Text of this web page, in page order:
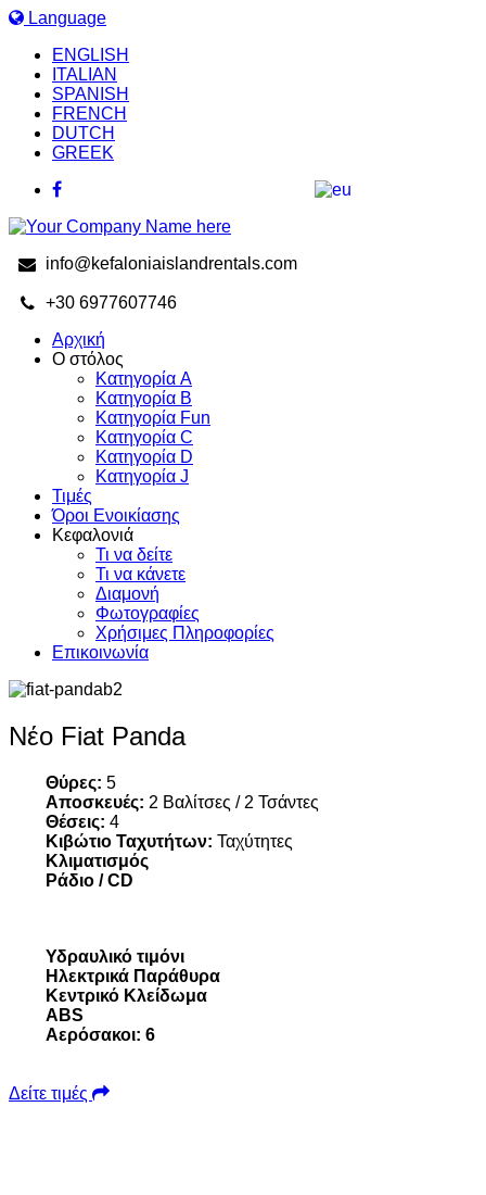
Language
ENGLISH
ITALIAN
SPANISH
FRENCH
DUTCH
GREEK
info@kefaloniaislandrentals.com
+30 6977607746
Αρχική
Ο στόλος
Κατηγορία A
Κατηγορία B
Κατηγορία Fun
Κατηγορία C
Κατηγορία D
Κατηγορία J
Τιμές
Όροι Ενοικίασης
Κεφαλονιά
Τι να δείτε
Τι να κάνετε
Διαμονή
Φωτογραφίες
Χρήσιμες Πληροφορίες
Επικοινωνία
Νέο Fiat Panda
Θύρες:5
Αποσκευές: 2 Βαλίτσες / 2 Τσάντες
Θέσεις: 4
Κιβώτιο Ταχυτήτων:Ταχύτητες
Κλιματισμός
Ράδιο / CD
Υδραυλικό τιμόνι
Ηλεκτρικά Παράθυρα
Κεντρικό Κλείδωμα
ABS
Αερόσακοι: 6
Δείτε τιμές